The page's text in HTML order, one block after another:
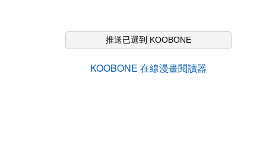
推送已選到 KOOBONE
KOOBONE 在線漫畫閱讀器